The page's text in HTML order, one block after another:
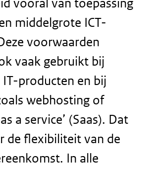
vooral van toepassing
middelgrote ICT-
voorwaarden
vaak gebruikt bij
IT-producten en bij
webhosting of
a service’ (Saas). Dat
de flexibiliteit van de
In alle